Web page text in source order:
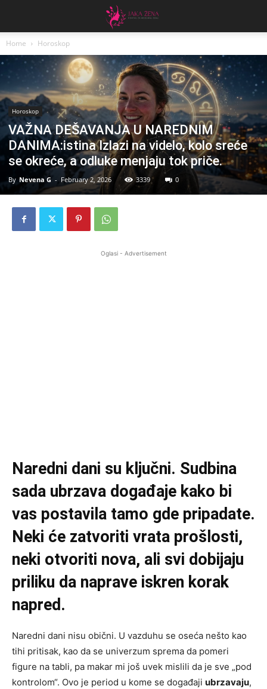
Home Horoskop
Horoskop
VAŽNA DEŠAVANJA U NAREDNIM
DANIMA:istina Izlazi na videlo, kolo sreće
se okreće, a odluke menjaju tok priče.
By Nevena G - February 2, 2026 3339 0
Oglasi - Advertisement
Naredni dani su ključni. Sudbina
sada ubrzava događaje kako bi
vas postavila tamo gde pripadate.
Neki će zatvoriti vrata prošlosti,
neki otvoriti nova, ali svi dobijaju
priliku da naprave iskren korak
napred.
Naredni dani nisu obični. U vazduhu se oseća nešto kao
tihi pritisak, kao da se univerzum sprema da pomeri
figure na tabli, pa makar mi još uvek mislili da je sve „pod
kontrolom“. Ovo je period u kome se događaji ubrzavaju,